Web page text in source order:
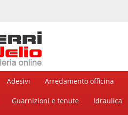
Adesivi Arredamento officina
Guarnizioni e tenute Idraulica